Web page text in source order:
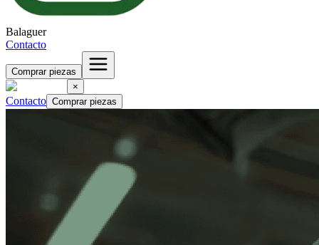
Balaguer
Contacto
Comprar piezas
×
Contacto Comprar piezas